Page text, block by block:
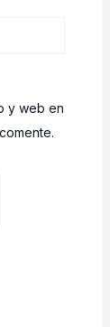
y web en